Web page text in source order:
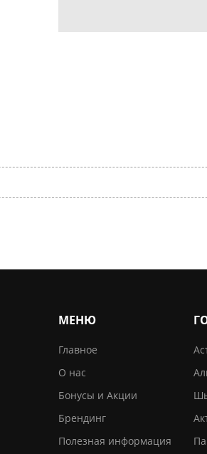
МЕНЮ
Главное
О нас
Бонусы и Акции
Брендинг
Полезная информация